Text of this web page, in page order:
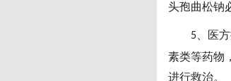
头孢曲松钠
5 、医
素类等药物
进行救治。